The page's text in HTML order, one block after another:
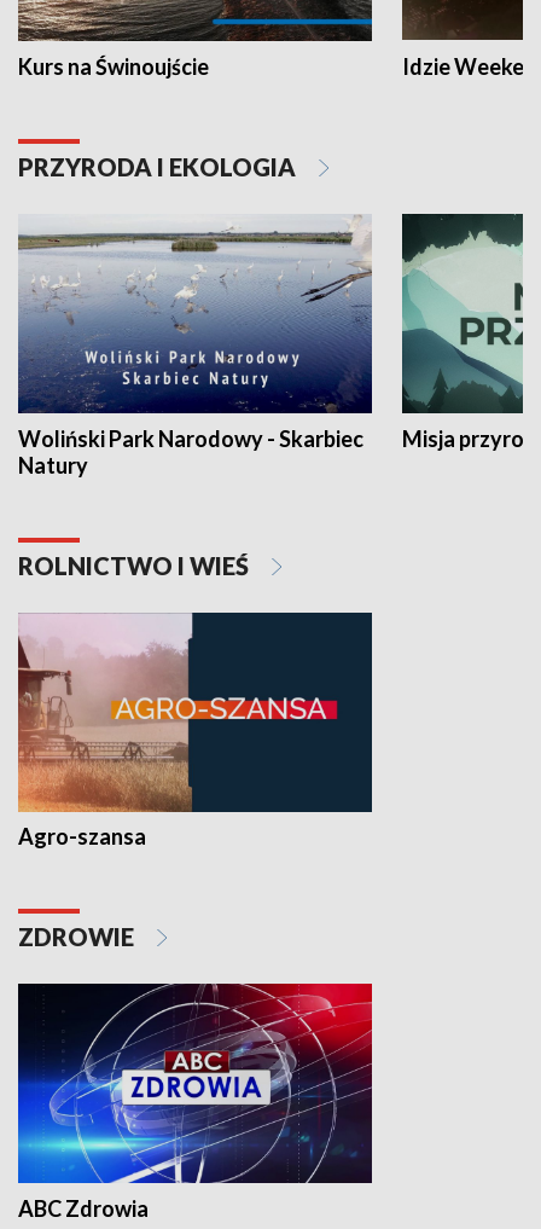
Kurs na Świnoujście Idzie
PRZYRODA I EKOLOGIA
Woliński Park Narodowy - Skarbiec
Natury
Misja
ROLNICTWO I WIEŚ
Agro-szansa
ZDROWIE
ABC Zdrowia